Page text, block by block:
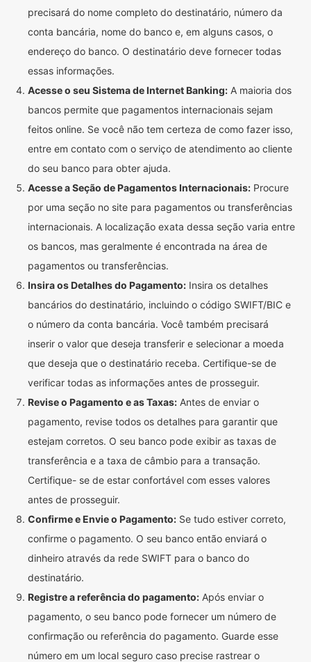
precisará do nome completo do destinatário, número da
conta bancária, nome do banco e, em alguns casos, o
endereço do banco. O destinatário deve fornecer todas
essas informações.
Acesse o seu Sistema de Internet Banking: A maioria dos
bancos permite que pagamentos internacionais sejam
feitos online. Se você não tem certeza de como fazer isso,
entre em contato com o serviço de atendimento ao cliente
do seu banco para obter ajuda.
Acesse a Seção de Pagamentos Internacionais: Procure
por uma seção no site para pagamentos ou transferências
internacionais. A localização exata dessa seção varia entre
os bancos, mas geralmente é encontrada na área de
pagamentos ou transferências.
Insira os Detalhes do Pagamento: Insira os detalhes
bancários do destinatário, incluindo o código SWIFT/BIC e
o número da conta bancária. Você também precisará
inserir o valor que deseja transferir e selecionar a moeda
que deseja que o destinatário receba. Certifique-se de
verificar todas as informações antes de prosseguir.
Revise o Pagamento e as Taxas: Antes de enviar o
pagamento, revise todos os detalhes para garantir que
estejam corretos. O seu banco pode exibir as taxas de
transferência e a taxa de câmbio para a transação.
Certifique- se de estar confortável com esses valores
antes de prosseguir.
Confirme e Envie o Pagamento: Se tudo estiver correto,
confirme o pagamento. O seu banco então enviará o
dinheiro através da rede SWIFT para o banco do
destinatário.
Registre a referência do pagamento: Após enviar o
pagamento, o seu banco pode fornecer um número de
confirmação ou referência do pagamento. Guarde esse
número em um local seguro caso precise rastrear o